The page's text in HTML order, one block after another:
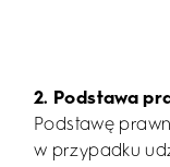
2. Podstawa
Podstawę
w przypadku